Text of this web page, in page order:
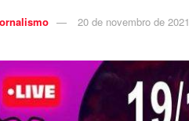
20 de novembro de 2021